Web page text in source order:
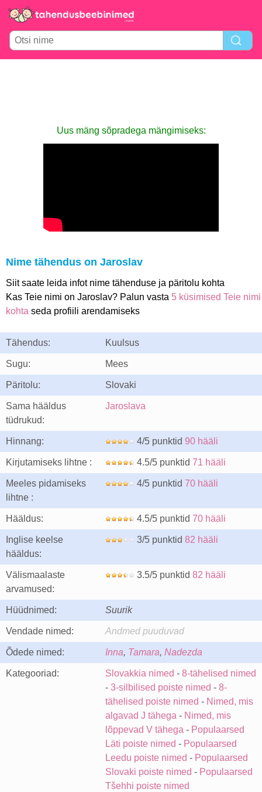
Uus mäng sõpradega mängimiseks:
Nime tähendus on Jaroslav
Siit saate leida infot nime tähenduse ja päritolu kohta
Kas Teie nimi on Jaroslav? Palun vasta 5 küsimised Teie nimi
kohta seda profiili arendamiseks
Tähendus: Kuulsus
Sugu: Mees
Päritolu: Slovaki
Sama hääldus
tüdrukud:
Jaroslava
Hinnang: 4/5 punktid 90 hääli
Kirjutamiseks lihtne : 4.5/5 punktid 71 hääli
Meeles pidamiseks
lihtne :
4/5 punktid 70 hääli
Hääldus: 4.5/5 punktid 70 hääli
Inglise keelse
hääldus:
3/5 punktid 82 hääli
Välismaalaste
arvamused:
3.5/5 punktid 82 hääli
Hüüdnimed: Suurik
Vendade nimed: Andmed puuduvad
Õdede nimed: Inna, Tamara, Nadezda
Kategooriad: Slovakkia nimed - 8-tähelised nimed
- 3-silbilised poiste nimed - 8-
tähelised poiste nimed - Nimed, mis
algavad J tähega - Nimed, mis
lõppevad V tähega - Populaarsed
Läti poiste nimed - Populaarsed
Leedu poiste nimed - Populaarsed
Slovaki poiste nimed - Populaarsed
Tšehhi poiste nimed